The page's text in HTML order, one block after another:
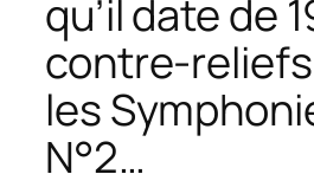
qu’il date de
contre-
les
N°2…